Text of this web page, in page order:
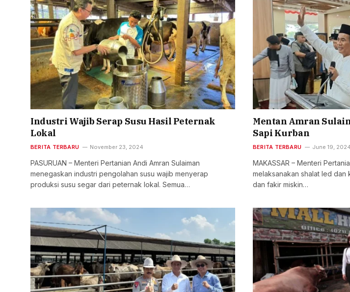
Industri Wajib Serap Susu Hasil Peternak
Lokal
BERITA TERBARU November 23, 2024
PASURUAN – Menteri Pertanian Andi Amran Sulaiman
menegaskan industri pengolahan susu wajib menyerap
produksi susu segar dari peternak lokal. Semua…
Mentan Amran
Sapi Kurban
BERITA TERBARU June 19, 2024
MAKASSAR – Menteri
melaksanakan shalat Ied dan
dan fakir miskin…